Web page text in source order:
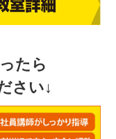
たら
さい↓